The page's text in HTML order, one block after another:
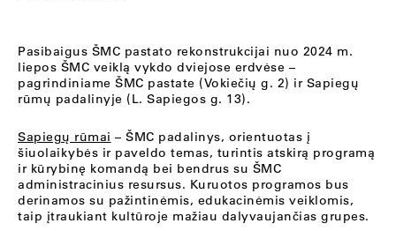
Pasibaigus ŠMC pastato rekonstrukcijai nuo 2024 m.
liepos ŠMC veiklą vykdo dviejose erdvėse –
pagrindiniame ŠMC pastate (Vokiečių g. 2) ir Sapiegų
rūmų padalinyje (L. Sapiegos g. 13).
Sapiegų rūmai – ŠMC padalinys, orientuotas į
šiuolaikybės ir paveldo temas, turintis atskirą programą
ir kūrybinę komandą bei bendrus su ŠMC
administracinius resursus. Kuruotos programos bus
derinamos su pažintinėmis, edukacinėmis veiklomis,
taip įtraukiant kultūroje mažiau dalyvaujančias grupes.